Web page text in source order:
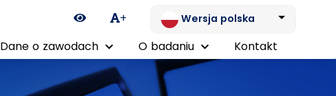
Ikona zmiany kontrastu
+ Wersja polska
Dane o zawodach O badaniu Kontakt